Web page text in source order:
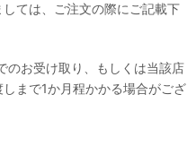
ては、ご注文の際にご記載下
のお受け取り、もしくは当該店
まで1か月程かかる場合がござ